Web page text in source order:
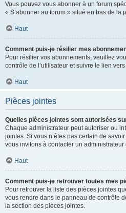
Vous pouvez vous abonner à un forum
« S’abonner au forum » situé en bas de la
Haut
Comment puis-je résilier mes
Pour résilier vos abonnements, veuillez
contrôle de l’utilisateur et suivre le lien
Haut
Pièces jointes
Quelles pièces jointes sont autorisées
Chaque administrateur peut autoriser ou
jointes. Si vous n’êtes pas certain de
vous invitons à contacter un administrateur
Haut
Comment puis-je retrouver toutes mes
Pour retrouver la liste des pièces jointes
vous rendre dans le panneau de contrôle
la section des pièces jointes.